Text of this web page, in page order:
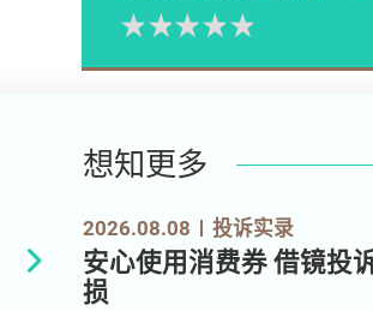
Please rate
4星
3星
2星
1星
想知更多
2026.08.08 投诉实录
安心使用消费券 借镜投
损